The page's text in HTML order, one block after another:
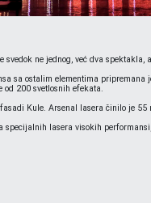
ne jednog, već dva
sa ostalim elementima
200 svetlosnih efekata.
Kule. Arsenal lasera činilo je
lasera visokih